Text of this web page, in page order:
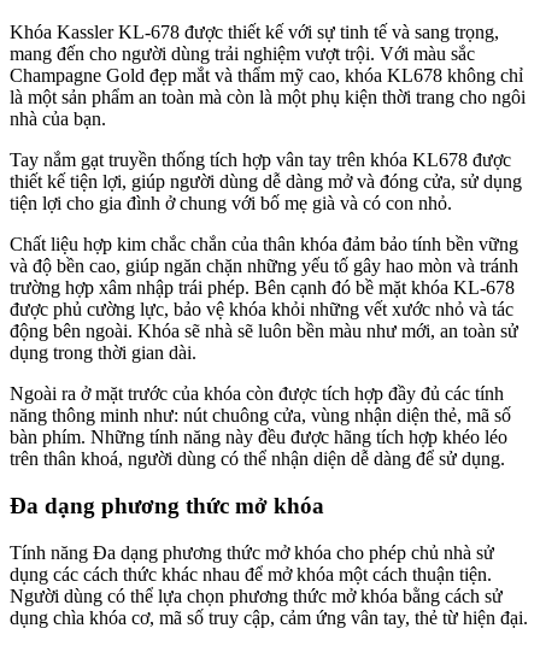
Khóa Kassler KL-678 được thiết kế với sự tinh tế và sang trọng,
mang đến cho người dùng trải nghiệm vượt trội. Với màu sắc
Champagne Gold đẹp mắt và thẩm mỹ cao, khóa KL678 không chỉ
là một sản phẩm an toàn mà còn là một phụ kiện thời trang cho ngôi
nhà của bạn.
Tay nắm gạt truyền thống tích hợp vân tay trên khóa KL678 được
thiết kế tiện lợi, giúp người dùng dễ dàng mở và đóng cửa, sử dụng
tiện lợi cho gia đình ở chung với bố mẹ già và có con nhỏ.
Chất liệu hợp kim chắc chắn của thân khóa đảm bảo tính bền vững
và độ bền cao, giúp ngăn chặn những yếu tố gây hao mòn và tránh
trường hợp xâm nhập trái phép. Bên cạnh đó bề mặt khóa KL-678
được phủ cường lực, bảo vệ khóa khỏi những vết xước nhỏ và tác
động bên ngoài. Khóa sẽ nhà sẽ luôn bền màu như mới, an toàn sử
dụng trong thời gian dài.
Ngoài ra ở mặt trước của khóa còn được tích hợp đầy đủ các tính
năng thông minh như: nút chuông cửa, vùng nhận diện thẻ, mã số
bàn phím. Những tính năng này đều được hãng tích hợp khéo léo
trên thân khoá, người dùng có thể nhận diện dễ dàng để sử dụng.
Đa dạng phương thức mở khóa
Tính năng Đa dạng phương thức mở khóa cho phép chủ nhà sử
dụng các cách thức khác nhau để mở khóa một cách thuận tiện.
Người dùng có thể lựa chọn phương thức mở khóa bằng cách sử
dụng chìa khóa cơ, mã số truy cập, cảm ứng vân tay, thẻ từ hiện đại.